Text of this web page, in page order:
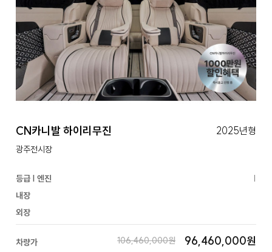
CN카니발 하이리무진 2025년형
광주전시장
등급 | 엔진
|
내장
외장
차량가 106,460,000원 96,460,000원